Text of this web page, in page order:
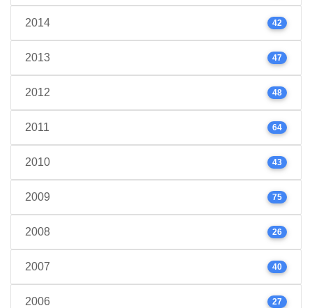
2014 42
2013 47
2012 48
2011 64
2010 43
2009 75
2008 26
2007 40
2006 27